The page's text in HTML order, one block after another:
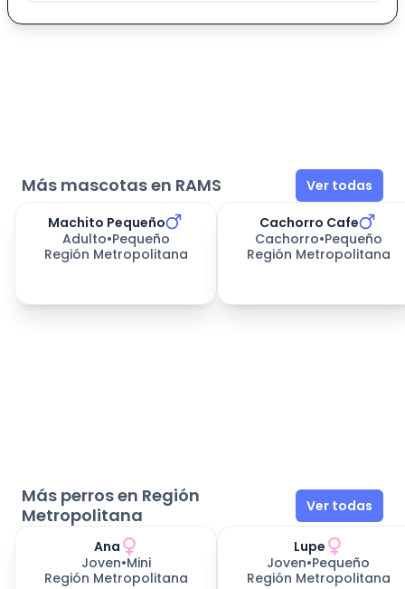
Más mascotas en RAMS Ver todas
Machito Pequeño
Adulto•Pequeño
Región Metropolitana
Cachorro Cafe
Cachorro•Pequeño
Región Metropolitana
Más perros en Región
Metropolitana
Ver todas
Ana
Joven•Mini
Región Metropolitana
Lupe
Joven•Pequeño
Región Metropolitana